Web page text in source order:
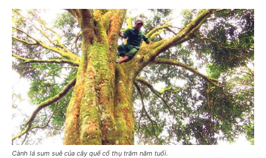
Cành lá sum suê của cây quế cổ thụ trăm năm tuổi.